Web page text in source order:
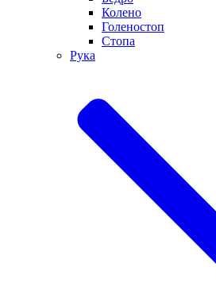
Колено
Голеностоп
Стопа
Рука